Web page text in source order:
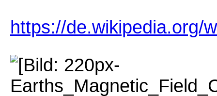
https://de.wikipedia.org/